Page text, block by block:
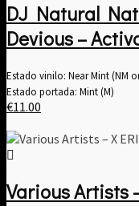
DJ Natural
Devious –
Estado vinilo: Near Mint (NM
Estado portada: Mint (M)
€11.00
Various Artists